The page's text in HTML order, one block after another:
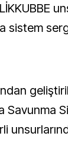
sistem
Savunma